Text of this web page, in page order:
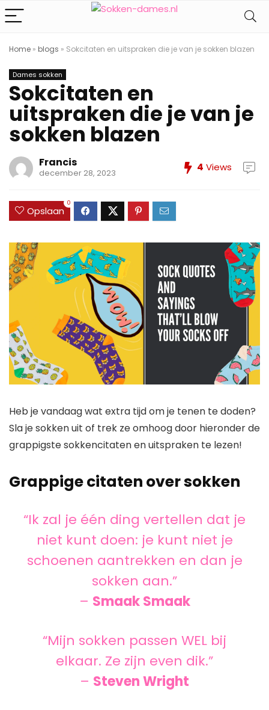
Home » blogs » Sokcitaten en uitspraken die je van je sokken blazen
Dames sokken
Sokcitaten en
uitspraken die je van je
sokken blazen
Francis
december 28, 2023 4 Views
Opslaan
0
Heb je vandaag wat extra tijd om je tenen te doden?
Sla je sokken uit of trek ze omhoog door hieronder de
grappigste sokkencitaten en uitspraken te lezen!
Grappige citaten over sokken
“Ik zal je één ding vertellen dat je
niet kunt doen: je kunt niet je
schoenen aantrekken en dan je
sokken aan.”
– Smaak Smaak
“Mijn sokken passen WEL bij
elkaar. Ze zijn even dik.”
– Steven Wright